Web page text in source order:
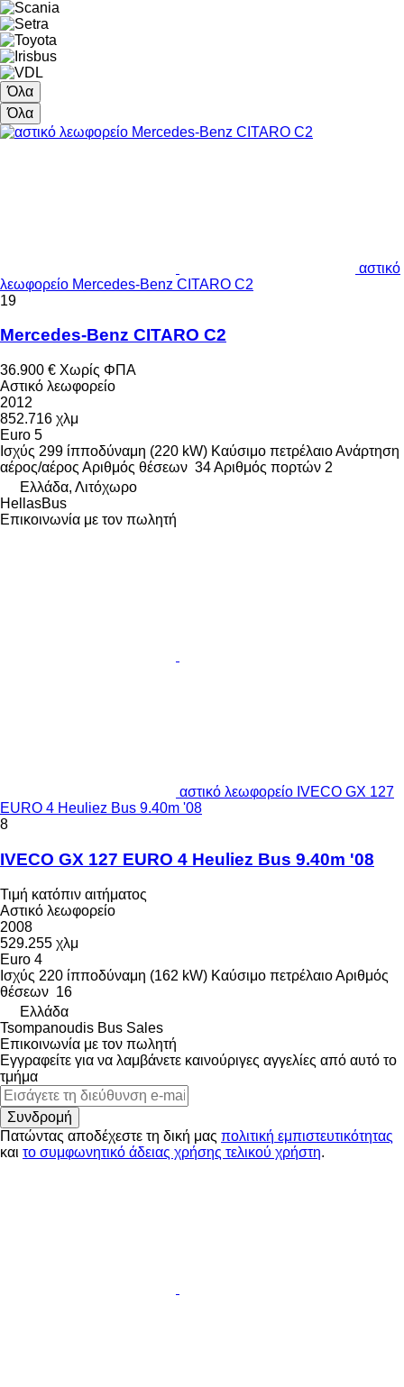
Όλα
Όλα
αστικό
λεωφορείο Mercedes-Benz CITARO C2
19
Mercedes-Benz CITARO C2
36.900 € Χωρίς ΦΠΑ
Αστικό λεωφορείο
2012
852.716 χλμ
Euro 5
Ισχύς 299 ίπποδύναμη (220 kW) Καύσιμο πετρέλαιοΑνάρτηση
αέρος/αέρος Αριθμός θέσεων 34Αριθμός πορτών 2
Ελλάδα, Λιτόχωρο
HellasBus
Επικοινωνία με τον πωλητή
αστικό λεωφορείο IVECO GX 127
EURO 4 Heuliez Bus 9.40m '08
8
IVECO GX 127 EURO 4 Heuliez Bus 9.40m '08
Τιμή κατόπιν αιτήματος
Αστικό λεωφορείο
2008
529.255 χλμ
Euro 4
Ισχύς 220 ίπποδύναμη (162 kW) Καύσιμο πετρέλαιοΑριθμός
θέσεων 16
Ελλάδα
Tsompanoudis Bus Sales
Επικοινωνία με τον πωλητή
Εγγραφείτε για να λαμβάνετε καινούριγες αγγελίες από αυτό το
τμήμα
Συνδρομή
Πατώντας αποδέχεστε τη δική μας πολιτική εμπιστευτικότητας
και το συμφωνητικό άδειας χρήσης τελικού χρήστη.